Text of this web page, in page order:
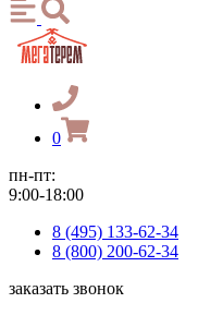
0
пн-пт:
9:00-18:00
8 (495) 133-62-34
8 (800) 200-62-34
заказать звонок